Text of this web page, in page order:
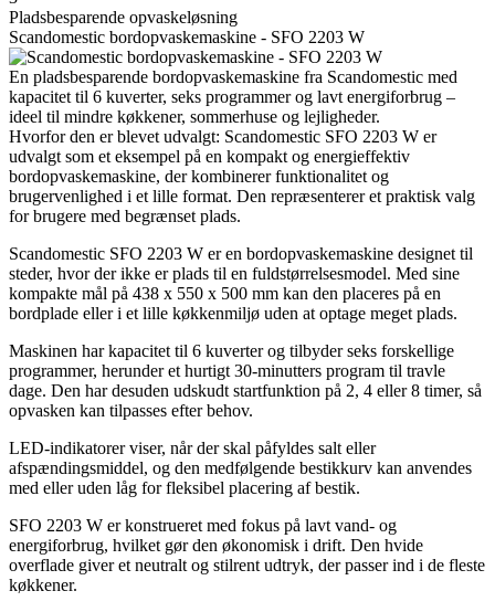
Pladsbesparende opvaskeløsning
Scandomestic bordopvaskemaskine - SFO 2203 W
En pladsbesparende bordopvaskemaskine fra Scandomestic med
kapacitet til 6 kuverter, seks programmer og lavt energiforbrug –
ideel til mindre køkkener, sommerhuse og lejligheder.
Hvorfor den er blevet udvalgt: Scandomestic SFO 2203 W er
udvalgt som et eksempel på en kompakt og energieffektiv
bordopvaskemaskine, der kombinerer funktionalitet og
brugervenlighed i et lille format. Den repræsenterer et praktisk valg
for brugere med begrænset plads.
Scandomestic SFO 2203 W er en bordopvaskemaskine designet til
steder, hvor der ikke er plads til en fuldstørrelsesmodel. Med sine
kompakte mål på 438 x 550 x 500 mm kan den placeres på en
bordplade eller i et lille køkkenmiljø uden at optage meget plads.
Maskinen har kapacitet til 6 kuverter og tilbyder seks forskellige
programmer, herunder et hurtigt 30-minutters program til travle
dage. Den har desuden udskudt startfunktion på 2, 4 eller 8 timer, så
opvasken kan tilpasses efter behov.
LED-indikatorer viser, når der skal påfyldes salt eller
afspændingsmiddel, og den medfølgende bestikkurv kan anvendes
med eller uden låg for fleksibel placering af bestik.
SFO 2203 W er konstrueret med fokus på lavt vand- og
energiforbrug, hvilket gør den økonomisk i drift. Den hvide
overflade giver et neutralt og stilrent udtryk, der passer ind i de fleste
køkkener.